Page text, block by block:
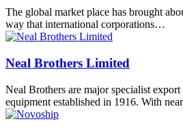
The global market place has brought
way that international corporations…
Neal Brothers Limited
Neal Brothers are major specialist
equipment established in 1916. With